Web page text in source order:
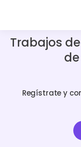
Trabajos
Regístrate y